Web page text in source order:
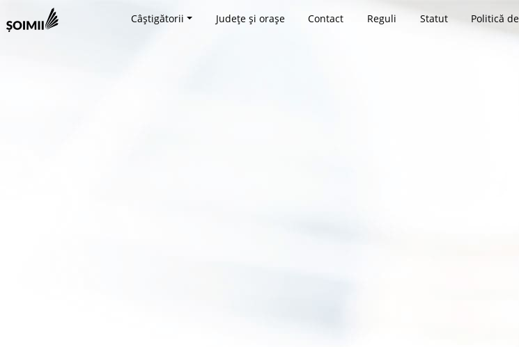
Câștigătorii Județe și orașe Contact Reguli Statut Politică